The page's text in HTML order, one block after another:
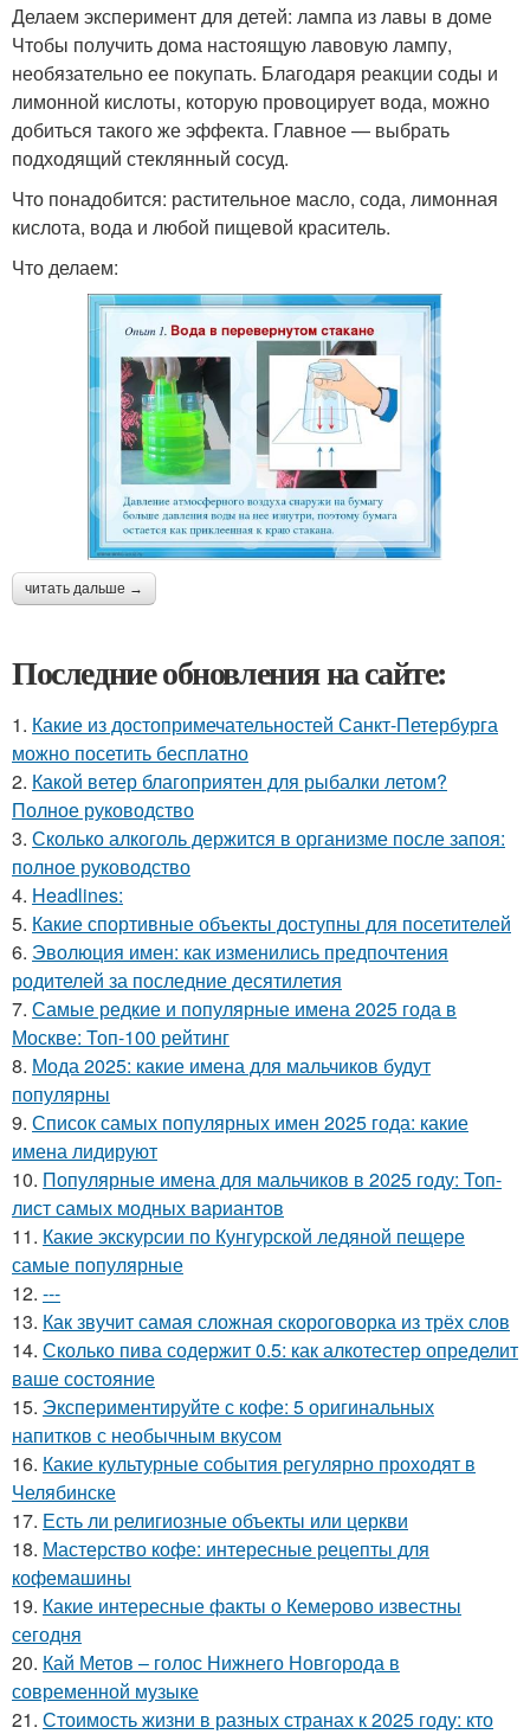
Делаем эксперимент для детей: лампа из лавы в доме
Чтобы получить дома настоящую лавовую лампу,
необязательно ее покупать. Благодаря реакции соды и
лимонной кислоты, которую провоцирует вода, можно
добиться такого же эффекта. Главное — выбрать
подходящий стеклянный сосуд.
Что понадобится: растительное масло, сода, лимонная
кислота, вода и любой пищевой краситель.
Что делаем:
читать дальше →
Последние обновления на сайте:
1. Какие из достопримечательностей Санкт-Петербурга
можно посетить бесплатно
2. Какой ветер благоприятен для рыбалки летом?
Полное руководство
3. Сколько алкоголь держится в организме после запоя:
полное руководство
4. Headlines:
5. Какие спортивные объекты доступны для посетителей
6. Эволюция имен: как изменились предпочтения
родителей за последние десятилетия
7. Самые редкие и популярные имена 2025 года в
Москве: Топ-100 рейтинг
8. Мода 2025: какие имена для мальчиков будут
популярны
9. Список самых популярных имен 2025 года: какие
имена лидируют
10. Популярные имена для мальчиков в 2025 году: Топ-
лист самых модных вариантов
11. Какие экскурсии по Кунгурской ледяной пещере
самые популярные
12. ---
13. Как звучит самая сложная скороговорка из трёх слов
14. Сколько пива содержит 0.5: как алкотестер определит
ваше состояние
15. Экспериментируйте с кофе: 5 оригинальных
напитков с необычным вкусом
16. Какие культурные события регулярно проходят в
Челябинске
17. Есть ли религиозные объекты или церкви
18. Мастерство кофе: интересные рецепты для
кофемашины
19. Какие интересные факты о Кемерово известны
сегодня
20. Кай Метов – голос Нижнего Новгорода в
современной музыке
21. Стоимость жизни в разных странах к 2025 году: кто